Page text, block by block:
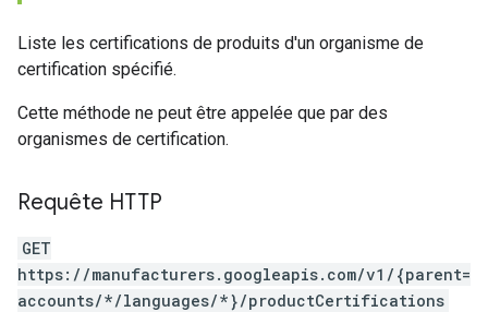
Liste les certifications de produits d'un organisme de
certification spécifié.
Cette méthode ne peut être appelée que par des
organismes de certification.
Requête HTTP
GET
https://manufacturers.googleapis.com/v1/{parent=
accounts/*/languages/*}/productCertifications